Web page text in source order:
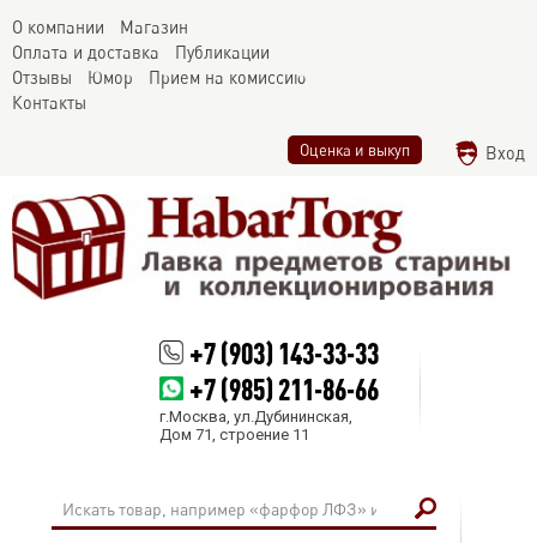
О компании
Магазин
Оплата и доставка
Публикации
Отзывы
Юмор
Прием на комиссию
Контакты
Оценка и выкуп Вход
+7 (903) 143-33-33
+7 (985) 211-86-66
г.Москва, ул.Дубининская,
Дом 71, строение 11